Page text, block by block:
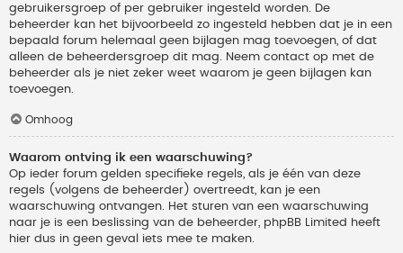
gebruikersgroep of per gebruiker ingesteld worden. De
beheerder kan het bijvoorbeeld zo ingesteld hebben dat je in een
bepaald forum helemaal geen bijlagen mag toevoegen, of dat
alleen de beheerdersgroep dit mag. Neem contact op met de
beheerder als je niet zeker weet waarom je geen bijlagen kan
toevoegen.
Omhoog
Waarom ontving ik een waarschuwing?
Op ieder forum gelden specifieke regels, als je één van deze
regels (volgens de beheerder) overtreedt, kan je een
waarschuwing ontvangen. Het sturen van een waarschuwing
naar je is een beslissing van de beheerder, phpBB Limited heeft
hier dus in geen geval iets mee te maken.